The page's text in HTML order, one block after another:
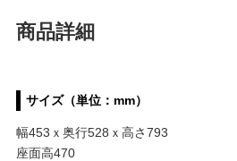
商品詳細
サイズ（単位：mm）
幅453ｘ奥行528ｘ高さ793
座面高470